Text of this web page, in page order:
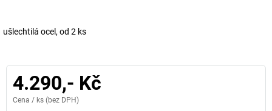
ušlechtilá ocel, od 2 ks
4.290,- Kč
Cena / ks (bez DPH)